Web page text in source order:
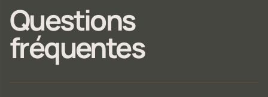
Questions
fréquentes